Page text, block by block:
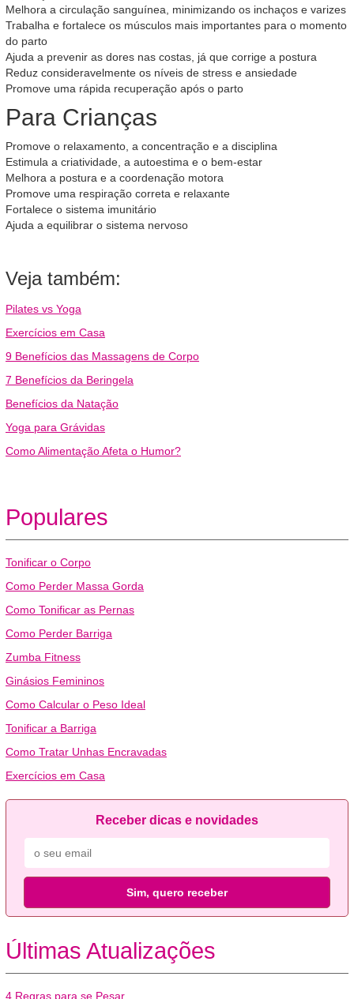
Melhora a circulação sanguínea, minimizando os inchaços e varizes
Trabalha e fortalece os músculos mais importantes para o momento
do parto
Ajuda a prevenir as dores nas costas, já que corrige a postura
Reduz consideravelmente os níveis de stress e ansiedade
Promove uma rápida recuperação após o parto
Para Crianças
Promove o relaxamento, a concentração e a disciplina
Estimula a criatividade, a autoestima e o bem-estar
Melhora a postura e a coordenação motora
Promove uma respiração correta e relaxante
Fortalece o sistema imunitário
Ajuda a equilibrar o sistema nervoso
Veja também:
Pilates vs Yoga
Exercícios em Casa
9 Benefícios das Massagens de Corpo
7 Benefícios da Beringela
Benefícios da Natação
Yoga para Grávidas
Como Alimentação Afeta o Humor?
Populares
Tonificar o Corpo
Como Perder Massa Gorda
Como Tonificar as Pernas
Como Perder Barriga
Zumba Fitness
Ginásios Femininos
Como Calcular o Peso Ideal
Tonificar a Barriga
Como Tratar Unhas Encravadas
Exercícios em Casa
Receber dicas e novidades
Sim, quero receber
Últimas Atualizações
4 Regras para se Pesar